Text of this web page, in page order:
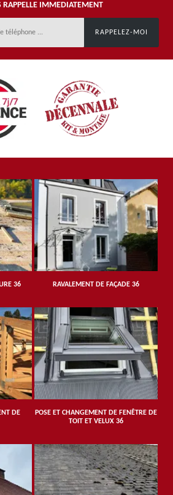
RAPPELLE IMMEDIATEMENT
36 RAVALEMENT DE FAÇADE 36
DE
POSE ET CHANGEMENT DE FENÊTRE DE
TOIT ET VELUX 36